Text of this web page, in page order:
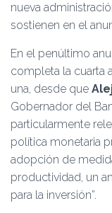
nueva
sostienen en el
En el penúltimo
completa la cuarta
una, desde que
Gobernador del
particularmente
política monetaria
adopción de
productividad, un
para la inversión”.